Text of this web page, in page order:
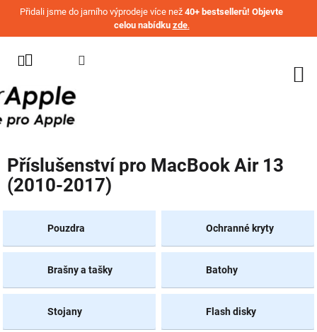
Přejít na obsah
Přidali jsme do jarního výprodeje více než 40+ bestsellerů! Objevte
celou nabídku zde.
IPHONE
MACBOOK
AIRPODS
AIRTAG
OSTATNÍ
ZNAČKY
%
ZBOŽÍ
Příslušenství pro MacBook Air 13
(2010-2017)
Pouzdra Ochranné kryty
Brašny a tašky Batohy
Stojany Flash disky